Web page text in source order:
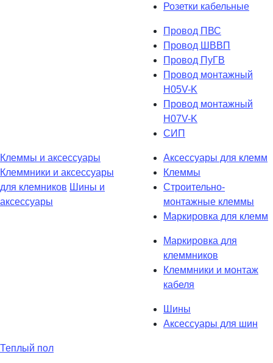
Розетки кабельные
Провод ПВС
Провод ШВВП
Провод ПуГВ
Провод монтажный
H05V-K
Провод монтажный
H07V-K
СИП
Клеммы и аксессуары
Клеммники и аксессуары
для клемников Шины и
аксессуары
Аксессуары для клемм
Клеммы
Строительно-
монтажные клеммы
Маркировка для клемм
Маркировка для
клеммников
Клеммники и монтаж
кабеля
Шины
Аксессуары для шин
Теплый пол